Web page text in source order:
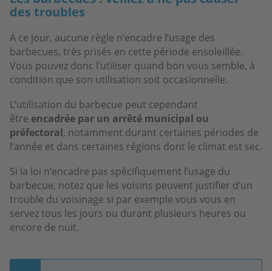
des troubles
A ce jour, aucune règle n’encadre l’usage des
barbecues, très prisés en cette période ensoleillée.
Vous pouvez donc l’utiliser quand bon vous semble, à
condition que son utilisation soit occasionnelle.
L’utilisation du barbecue peut cependant
être encadrée par un arrêté municipal ou
préfectoral, notamment durant certaines périodes de
l’année et dans certaines régions dont le climat est sec.
Si la loi n’encadre pas spécifiquement l’usage du
barbecue, notez que les voisins peuvent justifier d’un
trouble du voisinage si par exemple vous vous en
servez tous les jours ou durant plusieurs heures ou
encore de nuit.